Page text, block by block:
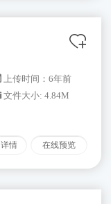
上传时间：6年前
文件大小: 4.84M
详情 在线预览